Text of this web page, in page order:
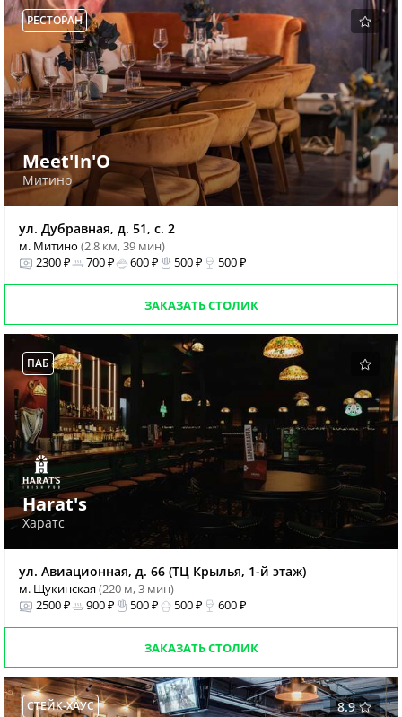
РЕСТОРАН
Meet'In'O
Митино
ул. Дубравная, д. 51, с. 2
м. Митино (2.8 км, 39 мин)
2300 ₽
700 ₽ 600 ₽ 500 ₽ 500 ₽
ЗАКАЗАТЬ СТОЛИК
ПАБ
Harat's
Харатс
ул. Авиационная, д. 66 (ТЦ Крылья, 1-й этаж)
м. Щукинская(220 м, 3 мин)
2500 ₽
900 ₽ 500 ₽ 500 ₽ 600 ₽
ЗАКАЗАТЬ СТОЛИК
8.9
СТЕЙК-ХАУС